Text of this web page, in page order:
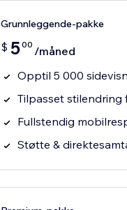
Grunnleggende-pakke
$ 500 /måned
Opptil 5 000
Tilpasset stilendring
Fullstendig
Støtte &